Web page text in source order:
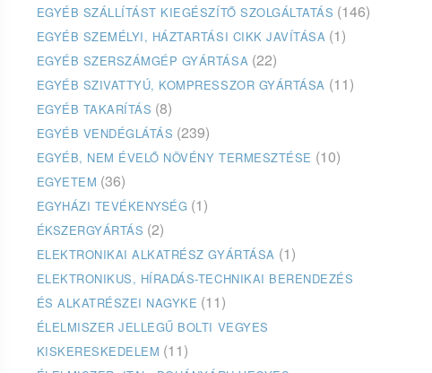
EGYÉB SZÁLLÍTÁST KIEGÉSZÍTŐ SZOLGÁLTATÁS (146)
EGYÉB SZEMÉLYI, HÁZTARTÁSI CIKK JAVÍTÁSA (1)
EGYÉB SZERSZÁMGÉP GYÁRTÁSA (22)
EGYÉB SZIVATTYÚ, KOMPRESSZOR GYÁRTÁSA (11)
EGYÉB TAKARÍTÁS (8)
EGYÉB VENDÉGLÁTÁS (239)
EGYÉB, NEM ÉVELŐ NÖVÉNY TERMESZTÉSE (10)
EGYETEM (36)
EGYHÁZI TEVÉKENYSÉG (1)
ÉKSZERGYÁRTÁS (2)
ELEKTRONIKAI ALKATRÉSZ GYÁRTÁSA (1)
ELEKTRONIKUS, HÍRADÁS-TECHNIKAI BERENDEZÉS
ÉS ALKATRÉSZEI NAGYKE (11)
ÉLELMISZER JELLEGŰ BOLTI VEGYES
KISKERESKEDELEM (11)